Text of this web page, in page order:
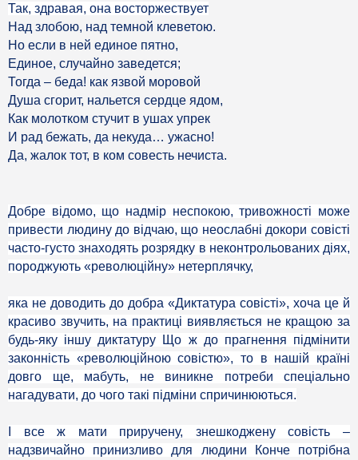
Так, здравая, она восторжествует
Над злобою, над темной клеветою.
Но если в ней единое пятно,
Единое, случайно заведется;
Тогда – беда! как язвой моровой
Душа сгорит, нальется сердце ядом,
Как молотком стучит в ушах упрек
И рад бежать, да некуда… ужасно!
Да, жалок тот, в ком совесть нечиста.
Добре відомо, що надмір неспокою, тривожності може
привести людину до відчаю, що неослабні докори совісті
часто-густо знаходять розрядку в неконтрольованих діях,
породжують «революційну» нетерплячку,
яка не доводить до добра «Диктатура совісті», хоча це й
красиво звучить, на практиці виявляється не кращою за
будь-яку іншу диктатуру Що ж до прагнення підмінити
законність «революційною совістю», то в нашій країні
довго ще, мабуть, не виникне потреби спеціально
нагадувати, до чого такі підміни спричинюються.
І все ж мати приручену, знешкоджену совість –
надзвичайно принизливо для людини Конче потрібна